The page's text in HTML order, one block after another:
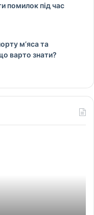
помилок під час
м’яса та
варто знати?